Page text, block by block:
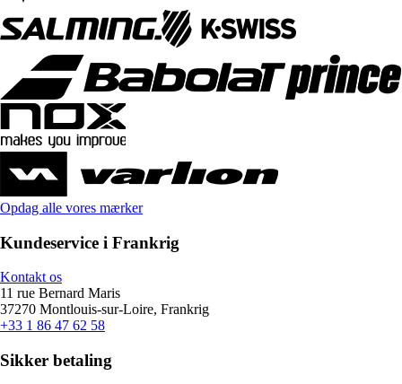
Opdag alle vores mærker
Kundeservice i Frankrig
Kontakt os
11 rue Bernard Maris
37270 Montlouis-sur-Loire, Frankrig
+33 1 86 47 62 58
Sikker betaling